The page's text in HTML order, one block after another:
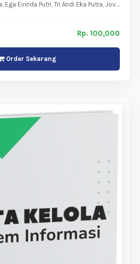
Evinda Putri, Tri Andi Eka Putra, Jovi Antares,
Rp. 100,000
Order Sekarang